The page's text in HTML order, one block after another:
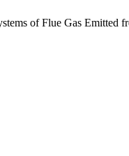
of Flue Gas Emitted